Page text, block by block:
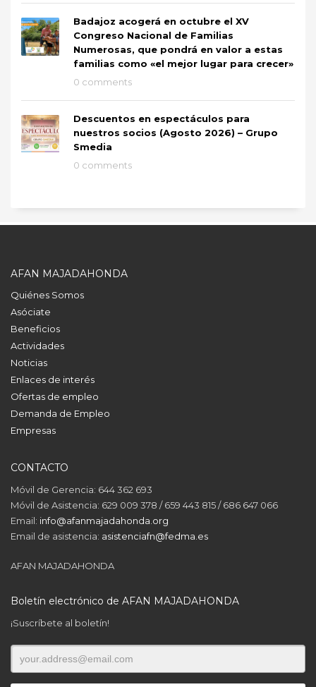
Badajoz acogerá en octubre el XV
Congreso Nacional de Familias
Numerosas, que pondrá en valor a estas
familias como «el mejor lugar para crecer»
0 comments
Descuentos en espectáculos para
nuestros socios (Agosto 2026) – Grupo
Smedia
0 comments
AFAN MAJADAHONDA
Quiénes Somos
Asóciate
Beneficios
Actividades
Noticias
Enlaces de interés
Ofertas de empleo
Demanda de Empleo
Empresas
CONTACTO
Móvil de Gerencia: 644 362 693
Móvil de Asistencia: 629 009 378 / 659 443 815 / 686 647 066
Email: info@afanmajadahonda.org
Email de asistencia: asistenciafn@fedma.es
AFAN MAJADAHONDA
Boletín electrónico de AFAN MAJADAHONDA
¡Suscríbete al boletín!